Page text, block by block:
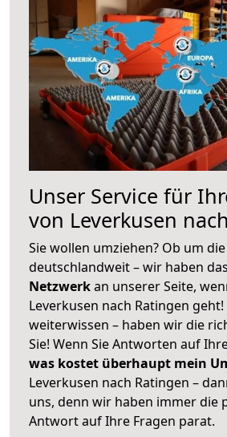
Unser Service für
von Leverkusen
Sie wollen umziehen? Ob um
deutschlandweit – wir haben das
Netzwerkan unserer Seite,
Leverkusen nach Ratingen
weiterwissen – haben wir die
Sie! Wenn Sie Antworten auf
was kostet überhaupt mein
Leverkusen nach Ratingen –
uns, denn wir haben immer die
Antwort auf Ihre Fragen parat.